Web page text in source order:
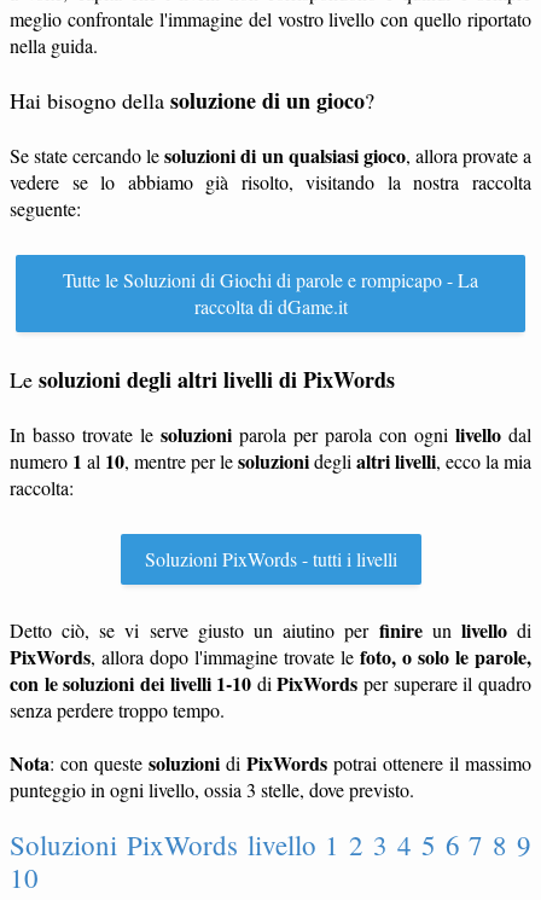
meglio confrontale l'immagine del vostro livello con quello riportato
nella guida.
Hai bisogno della soluzione di un gioco?
Se state cercando lesoluzioni di un qualsiasi gioco, allora provate a
vedere se lo abbiamo già risolto, visitando la nostra raccolta
seguente:
Tutte le Soluzioni di Giochi di parole e rompicapo - La
raccolta di dGame.it
Le soluzioni degli altri livelli di PixWords
In basso trovate le soluzioni parola per parola con ogni livello dal
numero 1 al 10, mentre per lesoluzionidegli altri livelli, ecco la mia
raccolta:
Soluzioni PixWords - tutti i livelli
Detto ciò, se vi serve giusto un aiutino per finireun livellodi
PixWords, allora dopo l'immagine trovate le foto, o solo le parole,
con le soluzioni dei livelli 1-10 diPixWords per superare il quadro
senza perdere troppo tempo.
Nota: con queste soluzioni di PixWords potrai ottenere il massimo
punteggio in ogni livello, ossia 3 stelle, dove previsto.
Soluzioni PixWords livello 1 2 3 4 5 6 7 8 9
10